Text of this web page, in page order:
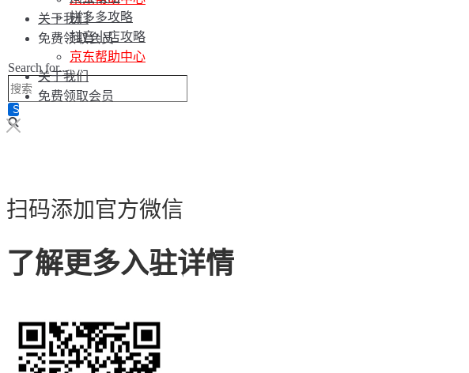
关于我们
免费领取会员
Search for...
拼多多攻略
抖音小店攻略
京东帮助中心
关于我们
免费领取会员
扫码添加官方微信
了解更多入驻详情